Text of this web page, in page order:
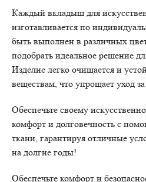
Каждый вкладыш для
изготавливается по
быть выполнен в различных
подобрать идеальное решение
Изделие легко очищается и
веществам, что упрощает уход
Обеспечьте своему
комфорт и долговечность с
ткани, гарантируя отличные
на долгие годы!
Обеспечьте комфорт и